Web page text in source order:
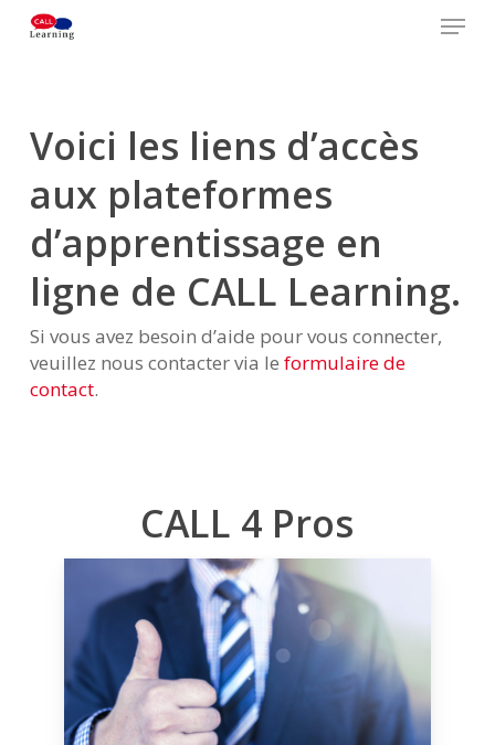
Skip
Menu
Voici les liens d’accès
aux plateformes
d’apprentissage en
ligne de CALL Learning.
Si vous avez besoin d’aide pour vous connecter,
veuillez nous contacter via le formulaire de
contact.
CALL 4 Pros